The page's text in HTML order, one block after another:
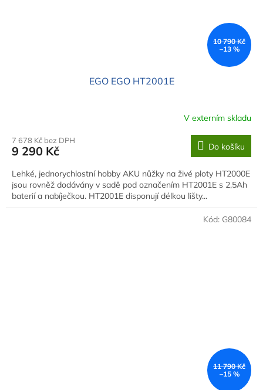
10 790 Kč
–13 %
EGO EGO HT2001E
V externím skladu
7 678 Kč bez DPH
9 290 Kč Do košíku
Lehké, jednorychlostní hobby AKU nůžky na živé ploty HT2000E
jsou rovněž dodávány v sadě pod označením HT2001E s 2,5Ah
baterií a nabíječkou. HT2001E disponují délkou lišty...
11 790 Kč
–15 %
Kód: G80084